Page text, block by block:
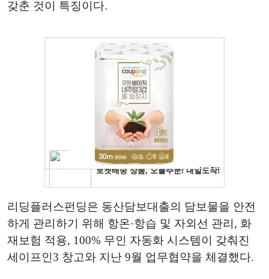
갖춘 것이 특징이다.
리딩플러스펀딩은 동산담보대출의 담보물을 안전
하게 관리하기 위해 항온·항습 및 자외선 관리, 화
재보험 적용, 100% 무인 자동화 시스템이 갖춰진
세이프인3 창고와 지난 9월 업무협약을 체결했다.